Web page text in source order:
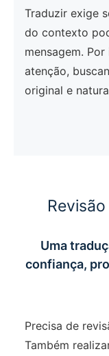
Traduzir exige
do contexto
mensagem.
atenção,
original e
Uma
confiança,
Precisa de
Também